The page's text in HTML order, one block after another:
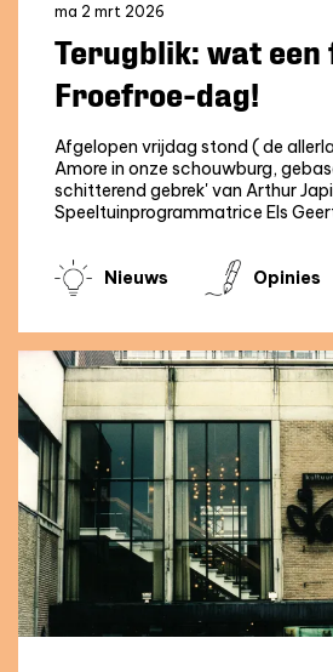
ma 2 mrt 2026
Terugblik: wat een
Froefroe-dag!
Afgelopen vrijdag stond ( de
Amore in onze schouwburg,
schitterend gebrek' van Arthur
Speeltuinprogrammatrice Els
Nieuws Opinies